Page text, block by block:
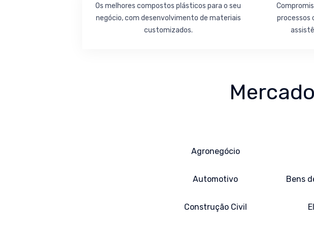
Os melhores compostos plásticos para o seu
negócio, com desenvolvimento de materiais
customizados.
processos
Agronegócio
Automotivo
Construção Civil
Bens